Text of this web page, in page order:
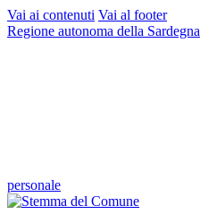
Vai ai contenuti Vai al footer
Regione autonoma della Sardegna
personale